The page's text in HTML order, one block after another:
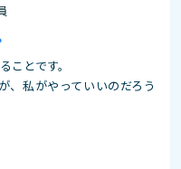
ことです。
、私がやっていいのだろう